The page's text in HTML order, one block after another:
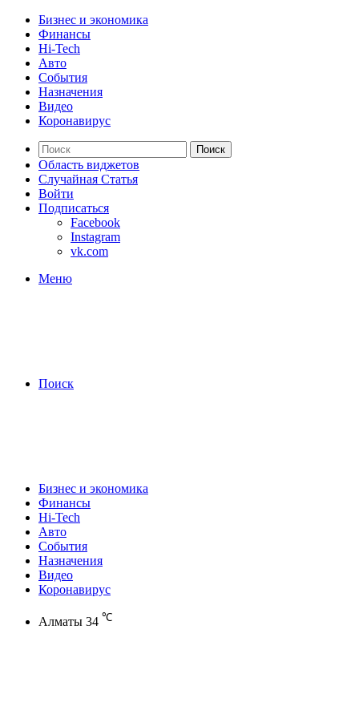
Бизнес и экономика
Финансы
Hi-Tech
Авто
События
Назначения
Видео
Коронавирус
Поиск
Область виджетов
Случайная Статья
Войти
Подписаться
Facebook
Instagram
vk.com
Меню
Поиск
Бизнес и экономика
Финансы
Hi-Tech
Авто
События
Назначения
Видео
Коронавирус
Алматы 34 ℃